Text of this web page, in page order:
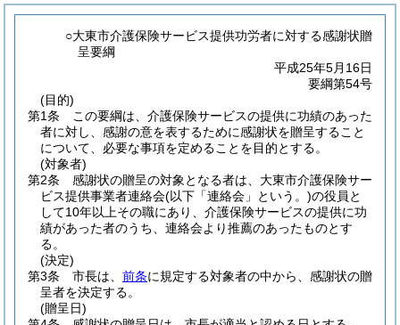
○大東市介護保険サービス提供功労者に対する感謝状贈
呈要綱
平成25年5月16日
要綱第54号
(目的)
第1条
この要綱は、介護保険サービスの提供に功績のあった
者に対し、感謝の意を表するために感謝状を贈呈すること
について、必要な事項を定めることを目的とする。
(対象者)
第2条
感謝状の贈呈の対象となる者は、大東市介護保険サー
ビス提供事業者連絡会(以下「連絡会」という。)の役員と
して10年以上その職にあり、介護保険サービスの提供に功
績があった者のうち、連絡会より推薦のあったものとす
る。
(決定)
第3条
市長は、 前条に規定する対象者の中から、感謝状の贈
呈者を決定する。
(贈呈日)